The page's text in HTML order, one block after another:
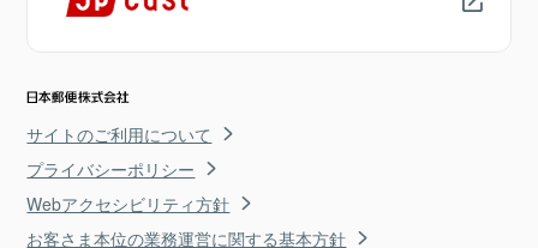
サイトのご利用について
プライバシーポリシー
Webアクセシビリティ方針
お客さま本位の業務運営に関する基本方針